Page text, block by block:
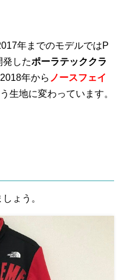
年までのモデルではP
したポーラテッククラ
年から ノースフェイ
生地に変わっています。
ょう。